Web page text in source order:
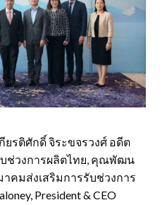
ยรติศักดิ์ จิระขจรวงศ์ อดีต
ช่วงการผลิตไทย, คุณพัฒน
คมส่งเสริมการรับช่วงการ
President & CEO